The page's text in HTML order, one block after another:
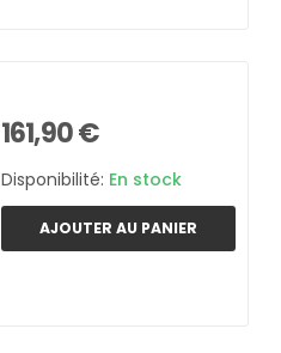
161,90 €
Disponibilité: En stock
AJOUTER AU PANIER